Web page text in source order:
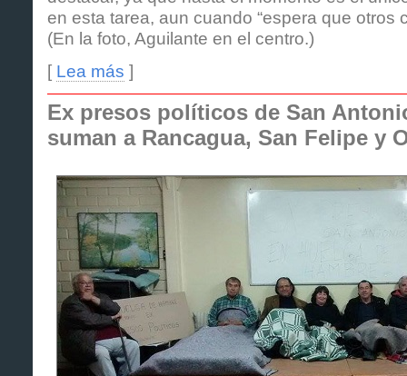
en esta tarea, aun cuando “espera que otros
(En la foto, Aguilante en el centro.)
[ Lea más ]
Ex presos políticos de San
suman a Rancagua, San Felipe y